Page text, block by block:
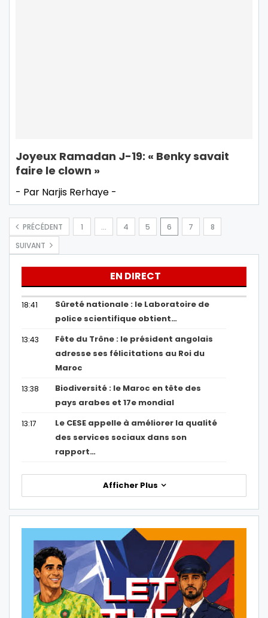
Joyeux Ramadan J-19: « Benky savait
faire le clown »
- Par Narjis Rerhaye -
PRÉCÉDENT 1 … 4 5 6 7
8
SUIVANT
EN DIRECT
18:41
Sûreté nationale : le Laboratoire de
police scientifique obtient…
13:43
Fête du Trône : le président angolais
adresse ses félicitations au Roi du
Maroc
13:38
Biodiversité : le Maroc en tête des
pays arabes et 17e mondial
13:17
Le CESE appelle à améliorer la qualité
des services sociaux dans son
rapport…
Afficher Plus